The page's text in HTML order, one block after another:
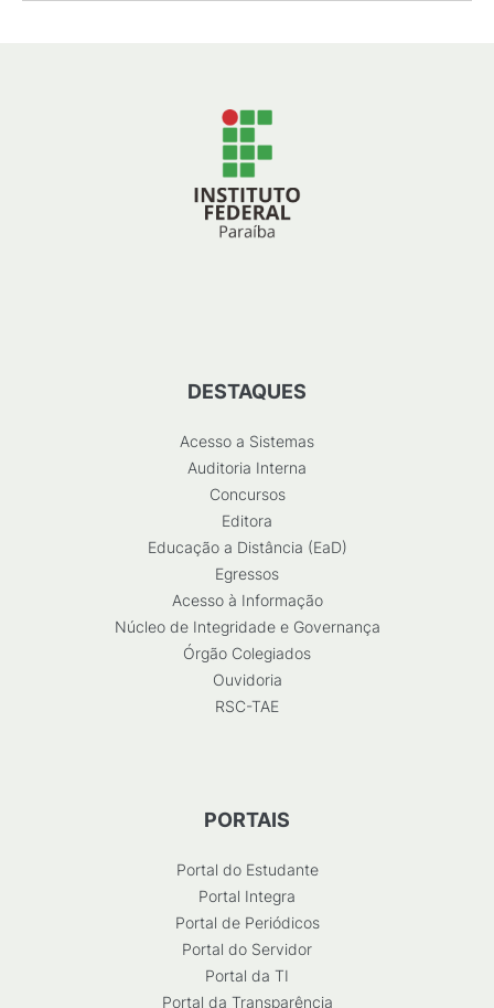
DESTAQUES
Acesso a Sistemas
Auditoria Interna
Concursos
Editora
Educação a Distância (EaD)
Egressos
Acesso à Informação
Núcleo de Integridade e Governança
Órgão Colegiados
Ouvidoria
RSC-TAE
PORTAIS
Portal do Estudante
Portal Integra
Portal de Periódicos
Portal do Servidor
Portal da TI
Portal da Transparência